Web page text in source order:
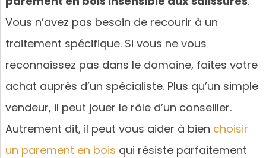
Vous n’avez pas besoin de recourir à un
traitement spécifique. Si vous ne vous
reconnaissez pas dans le domaine, faites votre
achat auprès d’un spécialiste. Plus qu’un simple
vendeur, il peut jouer le rôle d’un conseiller.
Autrement dit, il peut vous aider à bien choisir
un parement en bois qui résiste parfaitement